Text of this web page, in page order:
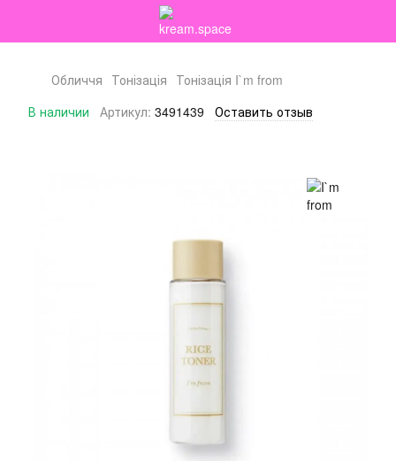
Обличчя Тонізація Тонізація I`m from
В наличии
Артикул: 3491439 Оставить отзыв